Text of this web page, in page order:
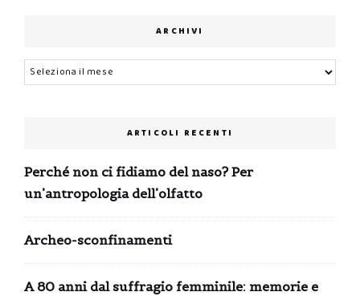
ARCHIVI
Archivi
ARTICOLI RECENTI
Perché non ci fidiamo del naso? Per
un’antropologia dell’olfatto
Archeo-sconfinamenti
A 80 anni dal suffragio femminile: memorie e